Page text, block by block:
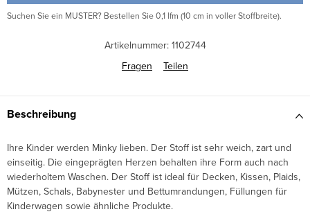
Suchen Sie ein MUSTER? Bestellen Sie 0,1 lfm (10 cm in voller Stoffbreite).
Artikelnummer: 1102744
Fragen
Teilen
Beschreibung
Ihre Kinder werden Minky lieben. Der Stoff ist sehr weich, zart und
einseitig. Die eingeprägten Herzen behalten ihre Form auch nach
wiederholtem Waschen. Der Stoff ist ideal für Decken, Kissen, Plaids,
Mützen, Schals, Babynester und Bettumrandungen, Füllungen für
Kinderwagen sowie ähnliche Produkte.